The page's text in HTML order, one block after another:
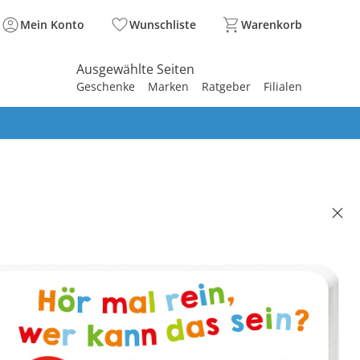
Mein Konto Wunschliste Warenkorb
Ausgewählte Seiten
Geschenke Marken Ratgeber Filialen
€
und zzgl. Versandkosten